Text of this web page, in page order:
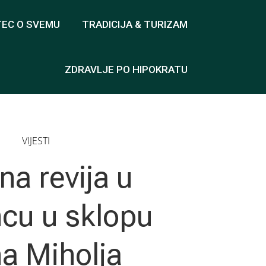
O SVEMU TRADICIJA & TURIZAM
ZDRAVLJE PO HIPOKRATU
VIJESTI
revija u
u sklopu
Miholja